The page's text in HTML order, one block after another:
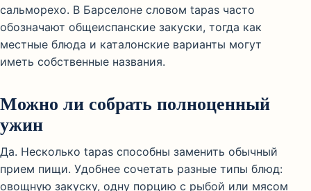
сальморехо. В Барселоне словом tapas часто
обозначают общеиспанские закуски, тогда как
местные блюда и каталонские варианты могут
иметь собственные названия.
Можно ли собрать полноценный
ужин
Да. Несколько tapas способны заменить обычный
прием пищи. Удобнее сочетать разные типы блюд:
овощную закуску, одну порцию с рыбой или мясом